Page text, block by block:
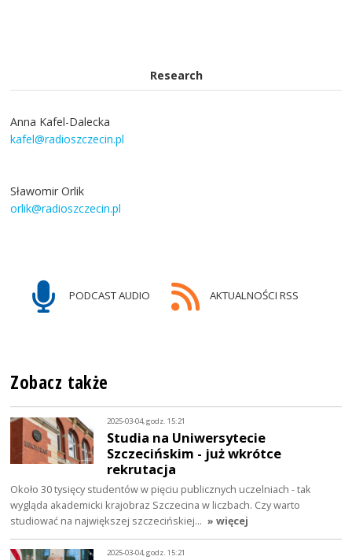
Research
Anna Kafel-Dalecka
kafel@radioszczecin.pl
Sławomir Orlik
orlik@radioszczecin.pl
PODCAST AUDIO AKTUALNOŚCI RSS
Zobacz także
2025-03-04, godz. 15:21
Studia na Uniwersytecie
Szczecińskim - już wkrótce
rekrutacja
Około 30 tysięcy studentów w pięciu publicznych uczelniach - tak
wygląda akademicki krajobraz Szczecina w liczbach. Czy warto
studiować na największej szczecińskiej… » więcej
2025-03-04, godz. 15:21